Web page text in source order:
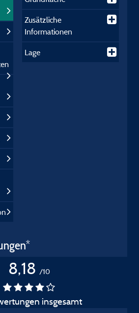
Zusätzliche
Informationen
Lage
8,18 /10
insgesamt